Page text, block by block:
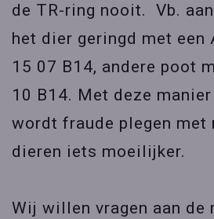
de TR-ring nooit. Vb.
het dier geringd met een
15 07 B14, andere poot
10 B14. Met deze
wordt fraude plegen met
dieren iets moeilijker.
Wij willen vragen aan de